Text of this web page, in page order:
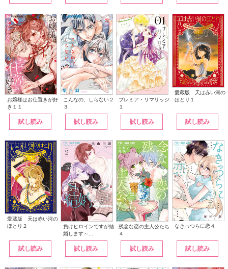
お嬢様はお仕置きが好
き１１
試し読み
こんなの、しらない２
３
試し読み
プレミア・リマリッジ
１
試し読み
愛蔵版 天は赤い河の
ほとり１
試し読み
愛蔵版 天は赤い河の
ほとり２
試し読み
負けヒロインですが結
婚します～...
試し読み
残念な恋の主人公たち
４
試し読み
なきっつらに恋４
試し読み